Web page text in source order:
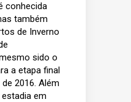
conhecida
também
de Inverno
sido o
a etapa final
de 2016. Além
em